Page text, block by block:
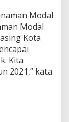
Modal
Modal
Kota
Kita
2021,” kata